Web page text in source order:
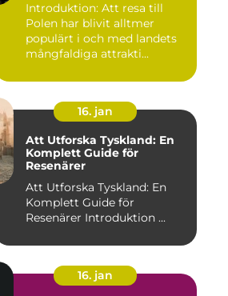
Introduktion: Att resa till
Polen har blivit alltmer
populärt i och med landets
mångfaldiga attrakti...
16. jan
Att Utforska Tyskland: En
Komplett Guide för
Resenärer
Att Utforska Tyskland: En
Komplett Guide för
Resenärer Introduktion ...
16. jan